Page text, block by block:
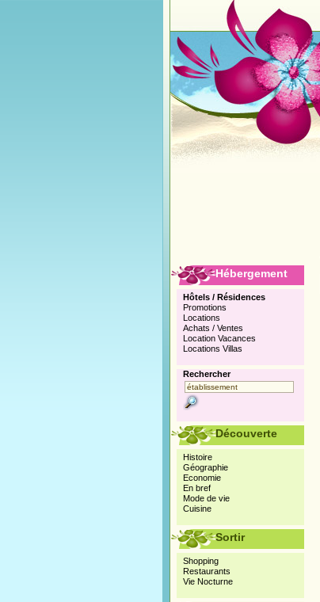
Hébergement
Hôtels / Résidences
Promotions
Locations
Achats / Ventes
Location Vacances
Locations Villas
Rechercher
Découverte
Histoire
Géographie
Economie
En bref
Mode de vie
Cuisine
Sortir
Shopping
Restaurants
Vie Nocturne